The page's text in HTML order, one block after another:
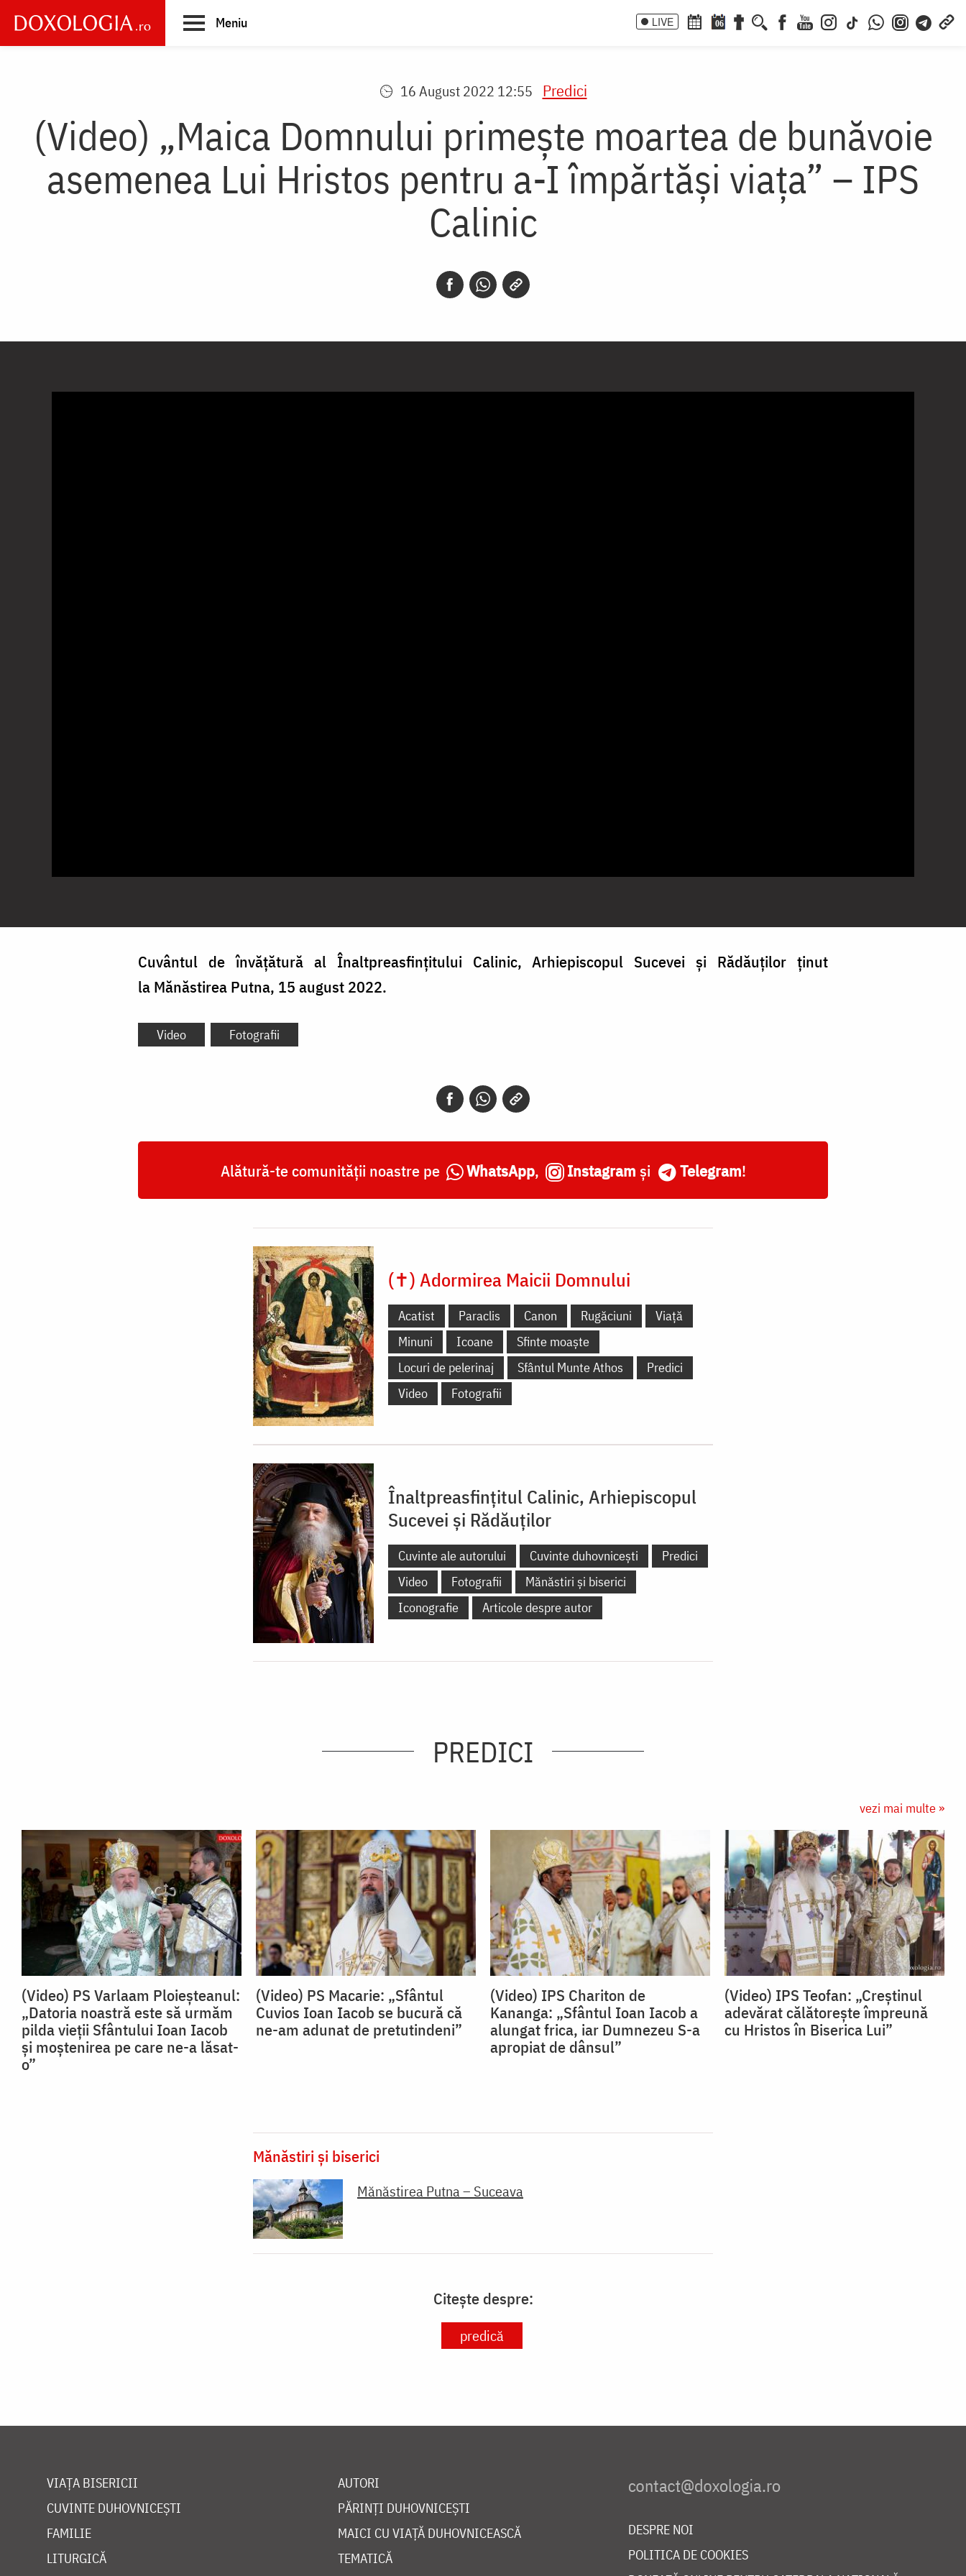
main
Meniu LIVE 06
16 August 2022 12:55 Predici
(Video) „Maica Domnului primește moartea de bunăvoie
asemenea Lui Hristos pentru a-I împărtăși viața” – IPS
Calinic
Cuvântul de învățătură al Înaltpreasfințitului Calinic, Arhiepiscopul Sucevei și Rădăuților ținut
la Mănăstirea Putna, 15 august 2022.
Video Fotografii
Alătură-te comunității noastre pe WhatsApp, Instagram și Telegram!
(✝) Adormirea Maicii Domnului
Acatist Paraclis Canon Rugăciuni
Viață
Minuni
Icoane
Sfinte moaște
Locuri de pelerinaj
Sfântul Munte Athos
Predici
Video
Fotografii
Înaltpreasfințitul Calinic, Arhiepiscopul
Sucevei și Rădăuților
Cuvinte ale autorului Cuvinte duhovnicești
Predici
Video
Fotografii
Mănăstiri și biserici
Iconografie
Articole despre autor
PREDICI
vezi mai multe »
(Video) PS Varlaam Ploieșteanul:
„Datoria noastră este să urmăm
pilda vieții Sfântului Ioan Iacob
și moștenirea pe care ne-a lăsat-
o”
(Video) PS Macarie: „Sfântul
Cuvios Ioan Iacob se bucură că
ne-am adunat de pretutindeni”
(Video) IPS Chariton de
Kananga: „Sfântul Ioan Iacob a
alungat frica, iar Dumnezeu S-a
apropiat de dânsul”
(Video) IPS Teofan: „Creștinul
adevărat călătorește împreună
cu Hristos în Biserica Lui”
Mănăstiri și biserici
Mănăstirea Putna – Suceava
Citește despre:
predică
VIAȚA BISERICII
CUVINTE DUHOVNICEȘTI
FAMILIE
LITURGICĂ
AUTORI
PĂRINȚI DUHOVNICEȘTI
MAICI CU VIAȚĂ DUHOVNICEASCĂ
TEMATICĂ
DESPRE NOI
POLITICA DE COOKIES